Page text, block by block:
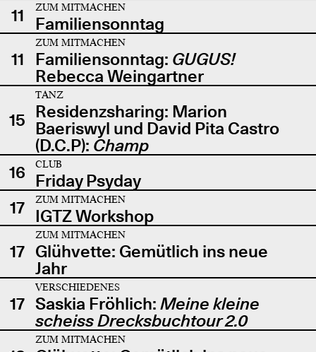
11
ZUM MITMACHEN
Familiensonntag
11
ZUM MITMACHEN
Familiensonntag: GUGUS!
Rebecca Weingartner
15
TANZ
Residenzsharing: Marion
Baeriswyl und David Pita Castro
(D.C.P): Champ
16
CLUB
Friday Psyday
17
ZUM MITMACHEN
IGTZ Workshop
17
ZUM MITMACHEN
Glühvette: Gemütlich ins neue
Jahr
17
VERSCHIEDENES
Saskia Fröhlich: Meine kleine
scheiss Drecksbuchtour 2.0
ZUM MITMACHEN